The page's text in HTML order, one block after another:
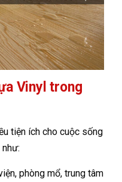
Vinyl trong
tiện ích cho cuộc sống
phòng mổ, trung tâm